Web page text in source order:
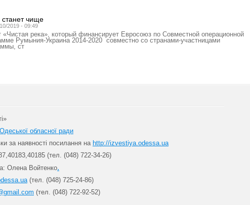
станет чище
2019 - 09:49
«Чистая река», который финансирует Евросоюз по Совместной операционной
Румыния-Украина 2014-2020 совместно со странами-участницами
ст
обласної ради
за наявності посилання на http://izvestiya.odessa.ua
(тел. (048) 722-34-26)
Олена Войтенко.
(тел. (048) 725-24-86)
(тел. (048) 722-92-52)